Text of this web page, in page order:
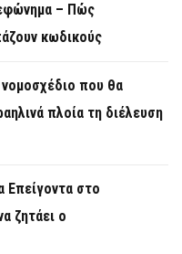
– Πώς
κωδικούς
νομοσχέδιο που θα
πλοία τη διέλευση
στο
ζητάει ο